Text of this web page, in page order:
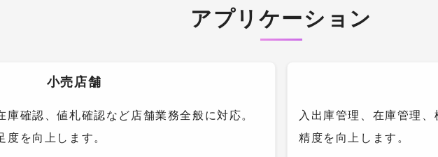
アプリケーション
小売店舗
庫確認、値札確認など店舗業務全般に対応。
を向上します。
入出庫管理、在庫管理
精度を向上します。